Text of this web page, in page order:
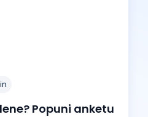
Popuni anketu